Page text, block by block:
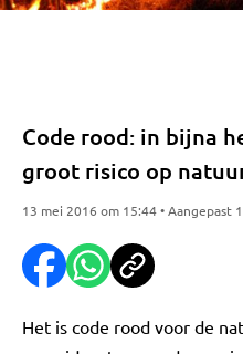
Code rood: in bijna
groot risico op
13 mei 2016 om 15:44 • Aangepast
Het is code rood voor de